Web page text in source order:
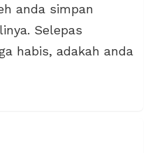
anda simpan
Selepas
habis, adakah anda